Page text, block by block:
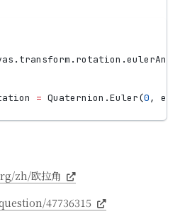
.
= Quaternion.Euler(0,
zh/欧拉角
47736315